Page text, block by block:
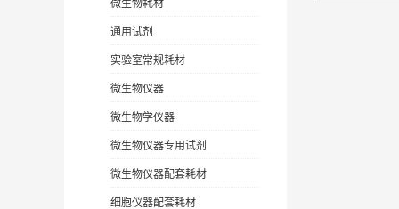
微生物耗材
通用试剂
实验室常规耗材
微生物仪器
微生物学仪器
微生物仪器专用试剂
微生物仪器配套耗材
细胞仪器配套耗材